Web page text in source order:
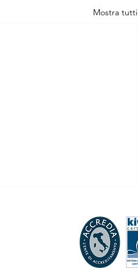
Mostra tutti
e modulo provvisorio per
di Fine Rapporto
Flash n.21/2026 Gentile